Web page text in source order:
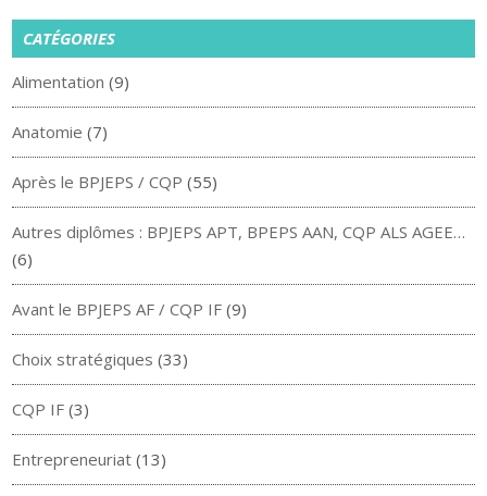
CATÉGORIES
Alimentation (9)
Anatomie (7)
Après le BPJEPS / CQP (55)
Autres diplômes : BPJEPS APT, BPEPS AAN, CQP ALS AGEE…
(6)
Avant le BPJEPS AF / CQP IF (9)
Choix stratégiques (33)
CQP IF (3)
Entrepreneuriat (13)